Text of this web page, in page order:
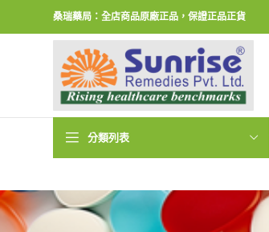
桑瑞藥局：全店商品原廠正品，保證正品正貨
分類列表